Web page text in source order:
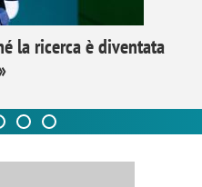
la ricerca è diventata